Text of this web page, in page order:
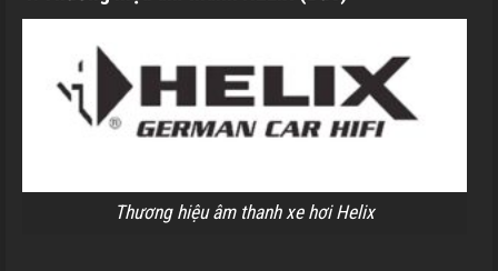
Thương hiệu âm thanh xe hơi Helix